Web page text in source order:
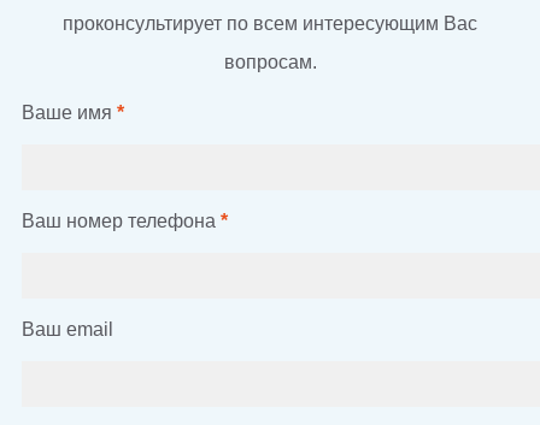
проконсультирует по всем интересующим Вас
вопросам.
Ваше имя *
Ваш номер телефона *
Ваш email